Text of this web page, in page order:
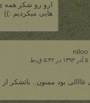
ارو رو شکر
هایی میکردیم :))
niloo
۵ آذر ۱۳۹۳ در ۵:۳۲ ق٫ظ
عااالی بود ممنون.. باتشکر از